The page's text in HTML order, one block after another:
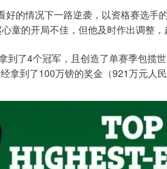
好的情况下一路逆袭，以资格赛选手
童的开局不佳，但他及时作出调整，
到了4个冠军，且创造了单赛季包揽
拿到了100万镑的奖金（921万元人